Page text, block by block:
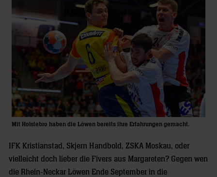
Mit Holstebro haben die Löwen bereits ihre Erfahrungen gemacht.
IFK Kristianstad, Skjern Handbold, ZSKA Moskau, oder
vielleicht doch lieber die Fivers aus Margareten? Gegen wen
die Rhein-Neckar Löwen Ende September in die